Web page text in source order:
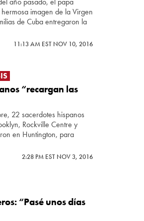
imagen de la Virgen
de Cuba entregaron la
11:13 AM EST NOV 10, 2016
“recargan las
22 sacerdotes hispanos
Rockville Centre y
en Huntington, para
2:28 PM EST NOV 3, 2016
“Pasé unos días